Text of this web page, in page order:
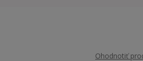
Ohodnotiť